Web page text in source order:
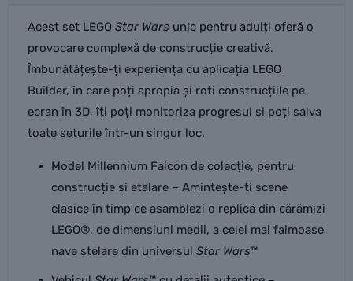
Acest set LEGO Star Wars unic pentru adulți oferă o
provocare complexă de construcție creativă.
Îmbunătățește-ți experiența cu aplicația LEGO
Builder, în care poți apropia și roti construcțiile pe
ecran în 3D, îți poți monitoriza progresul și poți salva
toate seturile într-un singur loc.
Model Millennium Falcon de colecție, pentru
construcție și etalare – Amintește-ți scene
clasice în timp ce asamblezi o replică din cărămizi
LEGO®, de dimensiuni medii, a celei mai faimoase
nave stelare din universul Star Wars™